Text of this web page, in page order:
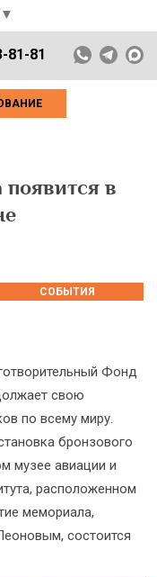
▼
81-81
в
СОБЫТИЯ
Фонд
свою
по всему миру.
бронзового
музее авиации и
расположенном
мемориала,
состоится